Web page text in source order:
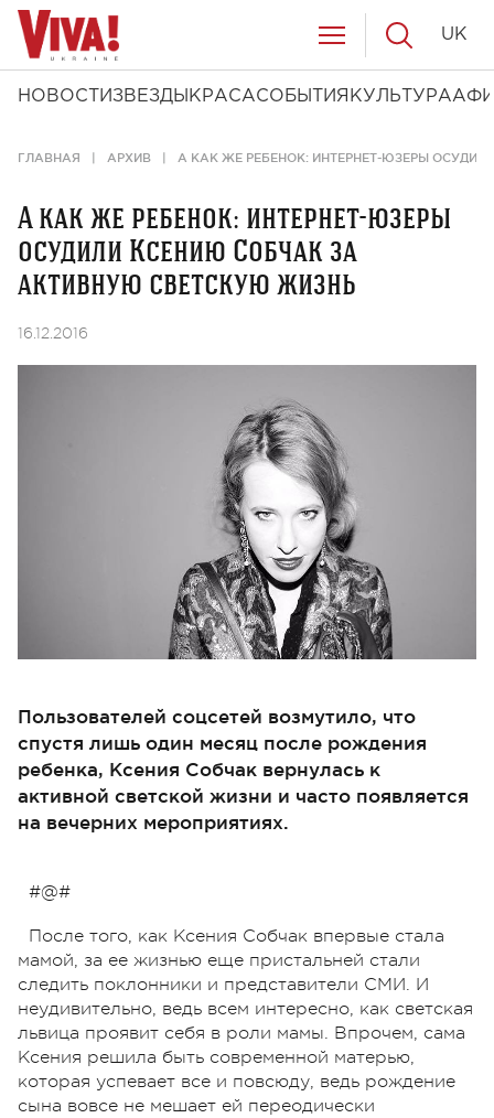
НОВОСТИ ЗВЕЗДЫ КРАСАСОБЫТИЯ КУЛЬТУРА
UK
ГЛАВНАЯ АРХИВ А КАК ЖЕ РЕБЕНОК: ИНТЕРНЕТ-ЮЗЕРЫ
А как же ребенок: интернет-юзеры
осудили Ксению Собчак за
активную светскую жизнь
16.12.2016
Пользователей соцсетей возмутило, что
спустя лишь один месяц после рождения
ребенка, Ксения Собчак вернулась к
активной светской жизни и часто появляется
на вечерних мероприятиях.
#@#
После того, как Ксения Собчак впервые стала
мамой, за ее жизнью еще пристальней стали
следить поклонники и представители СМИ. И
неудивительно, ведь всем интересно, как светская
львица проявит себя в роли мамы. Впрочем, сама
Ксения решила быть современной матерью,
которая успевает все и повсюду, ведь рождение
сына вовсе не мешает ей переодически